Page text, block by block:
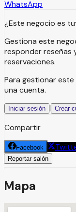
WhatsApp
¿Este negocio es
Gestiona este
responder reseñas
reservaciones.
Para gestionar
una cuenta.
Iniciar sesión | Crear
Compartir
Facebook
Reportar salón
Mapa